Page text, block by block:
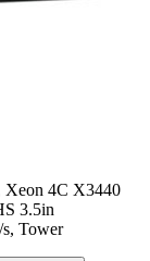
Xeon 4C X3440
3.5in
Tower